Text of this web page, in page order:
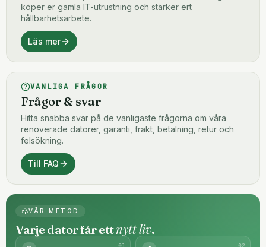
köper er gamla IT-utrustning och stärker ert
hållbarhetsarbete.
Läs mer
VANLIGA FRÅGOR
Frågor & svar
Hitta snabba svar på de vanligaste frågorna om våra
renoverade datorer, garanti, frakt, betalning, retur och
felsökning.
Till FAQ
VÅR METOD
Varje dator får ettnytt liv.